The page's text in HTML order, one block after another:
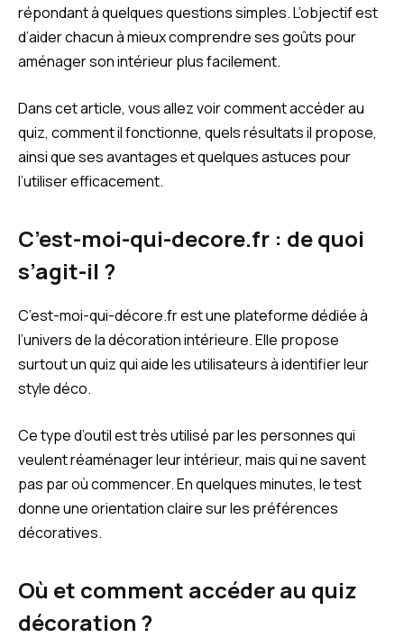
répondant à quelques questions simples. L’objectif est
d’aider chacun à mieux comprendre ses goûts pour
aménager son intérieur plus facilement.
Dans cet article, vous allez voir comment accéder au
quiz, comment il fonctionne, quels résultats il propose,
ainsi que ses avantages et quelques astuces pour
l’utiliser efficacement.
C’est-moi-qui-decore.fr : de quoi
s’agit-il ?
C’est-moi-qui-décore.fr est une plateforme dédiée à
l’univers de la décoration intérieure. Elle propose
surtout un quiz qui aide les utilisateurs à identifier leur
style déco.
Ce type d’outil est très utilisé par les personnes qui
veulent réaménager leur intérieur, mais qui ne savent
pas par où commencer. En quelques minutes, le test
donne une orientation claire sur les préférences
décoratives.
Où et comment accéder au quiz
décoration ?